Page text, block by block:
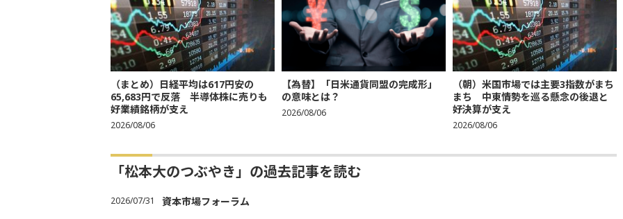
（まとめ）日経平均は617円安の
65,683円で反落 半導体株に売りも
好業績銘柄が支え
2026/08/06
【為替】「日米通貨同盟の完成形」
の意味とは？
2026/08/06
（朝）米国市場では主要3指数がまち
まち 中東情勢を巡る懸念の後退と
好決算が支え
2026/08/06
「松本大のつぶやき」の過去記事を読む
2026/07/31 資本市場フォーラム